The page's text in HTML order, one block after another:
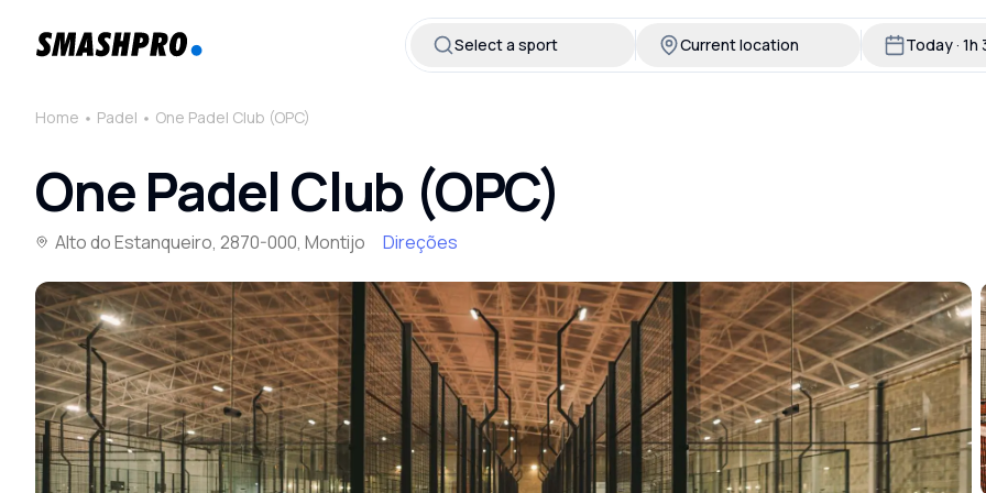
Select a sport Current location Today · 1h
Home Padel One Padel Club (OPC)
One Padel Club (OPC)
Alto do Estanqueiro, 2870-000, Montijo Direções